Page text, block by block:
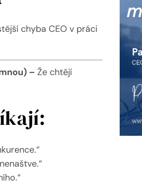
chyba CEO v práci
–Že chtějí